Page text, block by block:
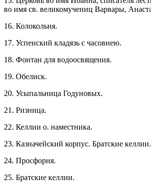
во имя св. великомучениц Варвары,
16. Колокольня.
17. Успенский кладязь с часовнею.
18. Фонтан для водоосвящения.
19. Обелиск.
20. Усыпальница Годуновых.
21. Ризница.
22. Келлии о. наместника.
23. Казначейский корпус. Братские келлии.
24. Просфорня.
25. Братские келлии.